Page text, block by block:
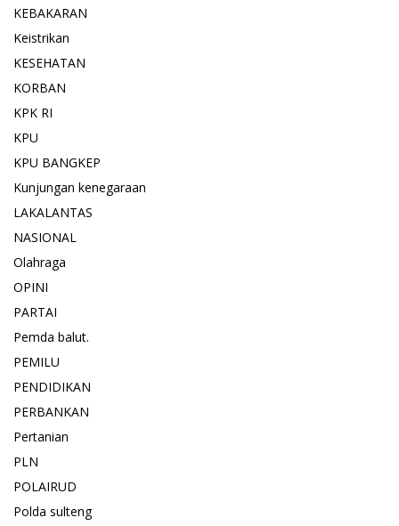
KEBAKARAN
Keistrikan
KESEHATAN
KORBAN
KPK RI
KPU
KPU BANGKEP
Kunjungan kenegaraan
LAKALANTAS
NASIONAL
Olahraga
OPINI
PARTAI
Pemda balut.
PEMILU
PENDIDIKAN
PERBANKAN
Pertanian
PLN
POLAIRUD
Polda sulteng